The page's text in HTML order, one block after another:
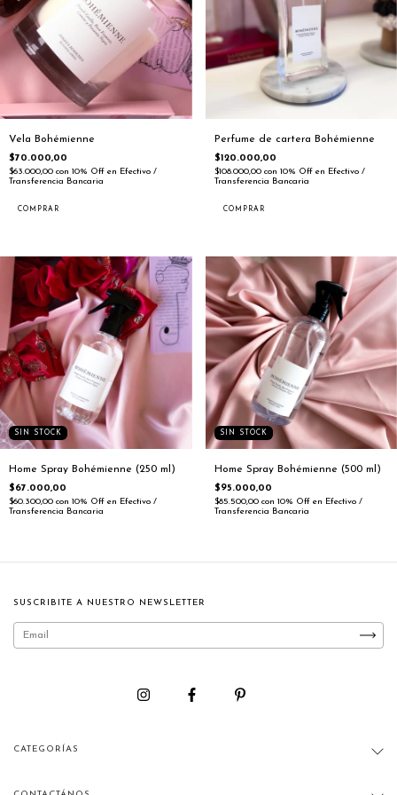
Vela Bohémienne
$70.000,00
$63.000,00 con 10% Off en Efectivo /
Transferencia Bancaria
Perfume de cartera Bohémienne
$120.000,00
$108.000,00 con 10% Off en Efectivo /
Transferencia Bancaria
SIN STOCK
Home Spray Bohémienne (250 ml)
$67.000,00
$60.300,00 con 10% Off en Efectivo /
Transferencia Bancaria
SIN STOCK
Home Spray Bohémienne (500 ml)
$95.000,00
$85.500,00 con 10% Off en Efectivo /
Transferencia Bancaria
SUSCRIBITE A NUESTRO NEWSLETTER
CATEGORÍAS